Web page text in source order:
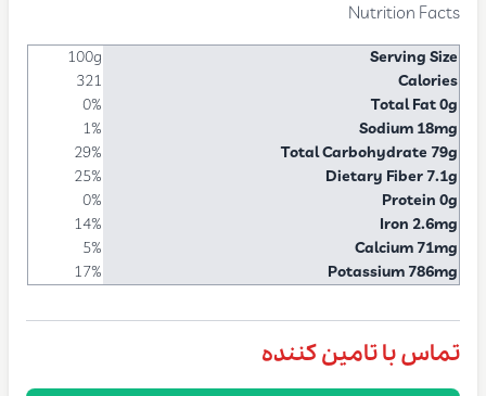
Nutrition Facts
Serving Size
100g
Calories
321
Total Fat 0g
0%
Sodium 18mg
1%
Total Carbohydrate 79g
29%
Dietary Fiber 7.1g
25%
Protein 0g
0%
Iron 2.6mg
14%
Calcium 71mg
5%
Potassium 786mg
17%
تماس با تامین کننده